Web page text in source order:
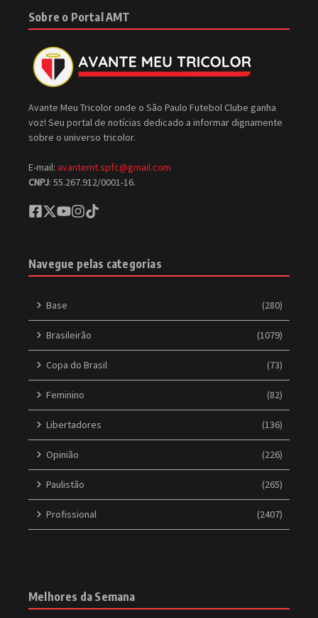
Sobre o Portal AMT
Avante Meu Tricolor onde o São Paulo Futebol Clube ganha
voz! Seu portal de notícias dedicado a informar dignamente
sobre o universo tricolor.
E-mail: avantemt.spfc@gmail.com
CNPJ: 55.267.912/0001-16.
Navegue pelas categorias
Base (280)
Brasileirão (1079)
Copa do Brasil (73)
Feminino (82)
Libertadores (136)
Opinião (226)
Paulistão (265)
Profissional (2407)
Melhores da Semana